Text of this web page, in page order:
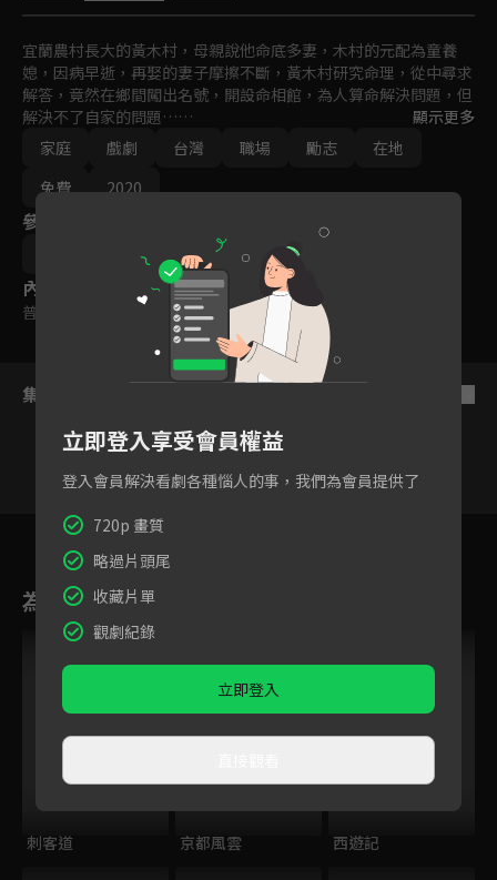
宜蘭農村長大的黃木村，母親說他命底多妻，木村的元配為童養
媳，因病早逝，再娶的妻子摩擦不斷，黃木村研究命理，從中尋求
解答，竟然在鄉間闖出名號，開設命相館，為人算命解決問題，但
解決不了自家的問題…
黃木村因妻子的緣故，也接觸慈濟，從做中學、學中覺中領悟到，
人人都可以靠自己的力量改變命運，他毅然收掉命相館，全心投入
顯示更多
家庭
戲劇 台灣 職場 勵志
在地
免費
2020
參與演員
陳婉婷
內容標籤
普遍級
集數列表
13 14
為您推薦
刺客道 京都風雲 西遊記
立即登入享受會員權益
登入會員解決看劇各種惱人的事，我們為會員提供了
720p 畫質
略過片頭尾
收藏片單
觀劇紀錄
立即登入